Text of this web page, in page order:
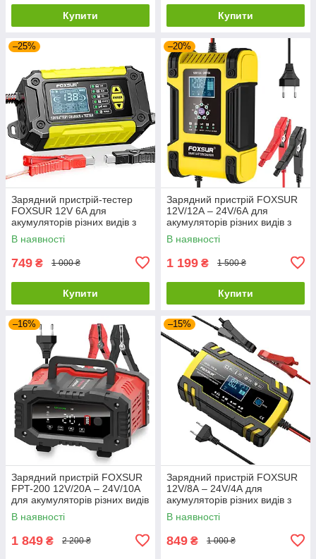
Купити Купити
–25%
Зарядний пристрій-тестер
FOXSUR 12V 6A для
акумуляторів різних видів з
LCD дисплеєм
В наявності
749 ₴ 1 000 ₴
Купити
–20%
Зарядний пристрій FOXSUR
12V/12А – 24V/6А для
акумуляторів різних видів з
LCD дисплеєм
В наявності
1 199 ₴ 1 500 ₴
Купити
–16%
Зарядний пристрій FOXSUR
FPT-200 12V/20А – 24V/10А
для акумуляторів різних видів
із LCD дисплеєм
В наявності
1 849 ₴ 2 200 ₴
–15%
Зарядний пристрій FOXSUR
12V/8А – 24V/4А для
акумуляторів різних видів з
LCD дисплеєм
В наявності
849 ₴ 1 000 ₴